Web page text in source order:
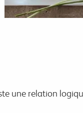
une relation